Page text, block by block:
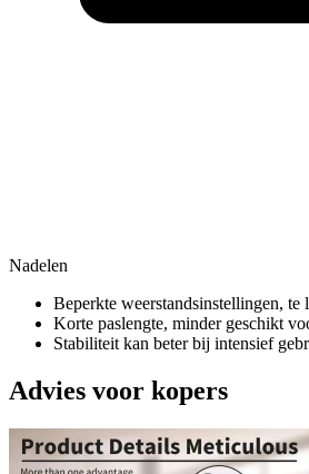
Nadelen
Beperkte weerstandsinstellingen, te
Korte paslengte, minder geschikt
Stabiliteit kan beter bij intensief
Advies voor kopers